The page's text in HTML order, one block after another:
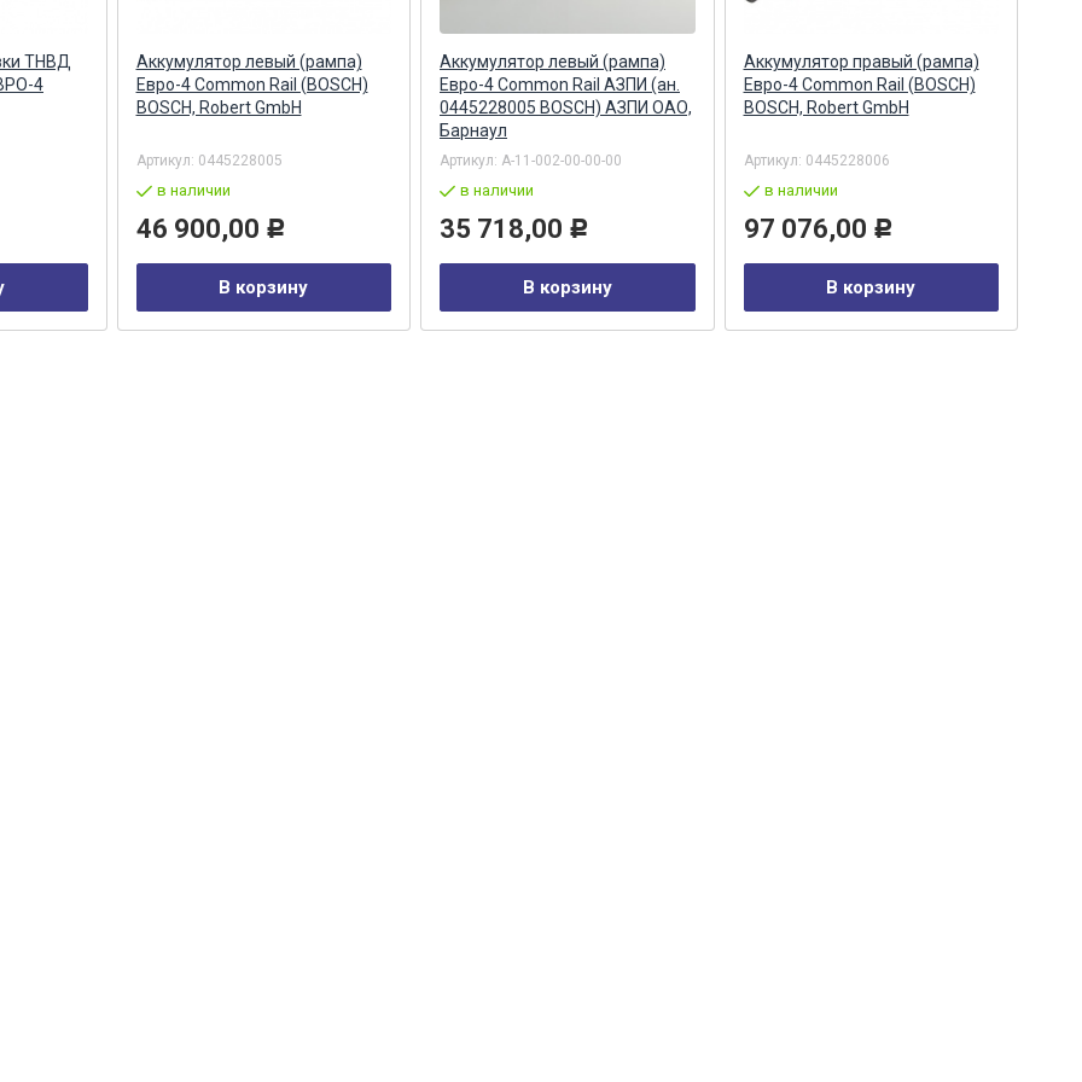
ТНВД
4
Аккумулятор левый (рампа)
Евро-4 Common Rail (BOSCH)
BOSCH, Robert GmbH
Артикул: 0445228005
в наличии
46 900,00 Р
В корзину
Аккумулятор левый (рампа)
Евро-4 Common Rail АЗПИ (ан.
0445228005 BOSCH) АЗПИ ОАО,
Барнаул
Артикул: А-11-002-00-00-00
в наличии
35 718,00 Р
В корзину
Аккумулятор правый (рампа)
Евро-4 Common Rail (BOSCH)
BOSCH, Robert GmbH
Артикул: 0445228006
в наличии
97 076,00 Р
В корзину